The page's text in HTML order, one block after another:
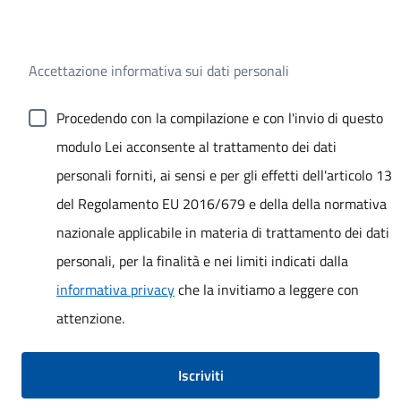
Accettazione informativa sui dati personali
Procedendo con la compilazione e con l'invio di questo
modulo Lei acconsente al trattamento dei dati
personali forniti, ai sensi e per gli effetti dell'articolo 13
del Regolamento EU 2016/679 e della della normativa
nazionale applicabile in materia di trattamento dei dati
personali, per la finalità e nei limiti indicati dalla
informativa privacyche la invitiamo a leggere con
attenzione.